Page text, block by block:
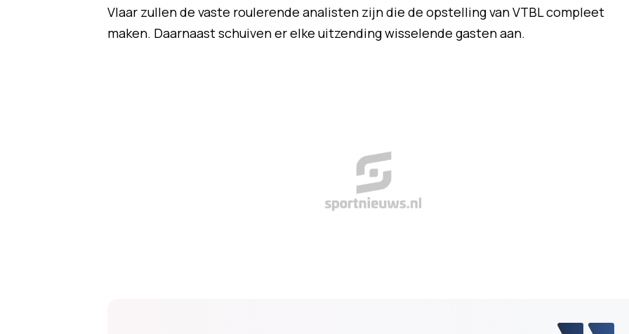
Vlaar zullen de vaste roulerende analisten zijn die de opstelling van VTBL compleet
maken. Daarnaast schuiven er elke uitzending wisselende gasten aan.